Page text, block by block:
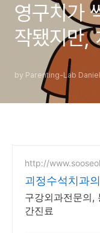
영구치가
작됐지만,
아기 영
by Parenting-Lab
http://
괴정수석치과
구강외과전문의,
간진료